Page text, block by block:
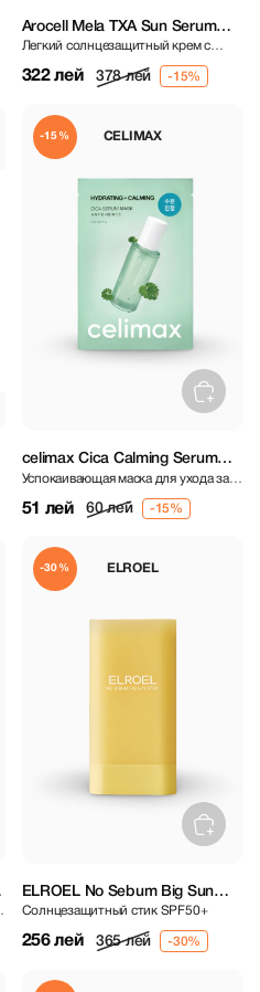
Arocell Mela TXA Sun Serum
SPF50+ PA++++ 40 ml
Легкий солнцезащитный крем с
ровным тоном и SPF50+
322 лей 378 лей
CELIMAX
-15%
celimax Cica Calming Serum
Mask
Успокаивающая маска для ухода за
51 лей 60 лей
ELROEL
-30%
ELROEL No Sebum Big Sun
Stick SPF50+ PA++++ 19 g
Солнцезащитный стик SPF50+
256 лей 365 лей